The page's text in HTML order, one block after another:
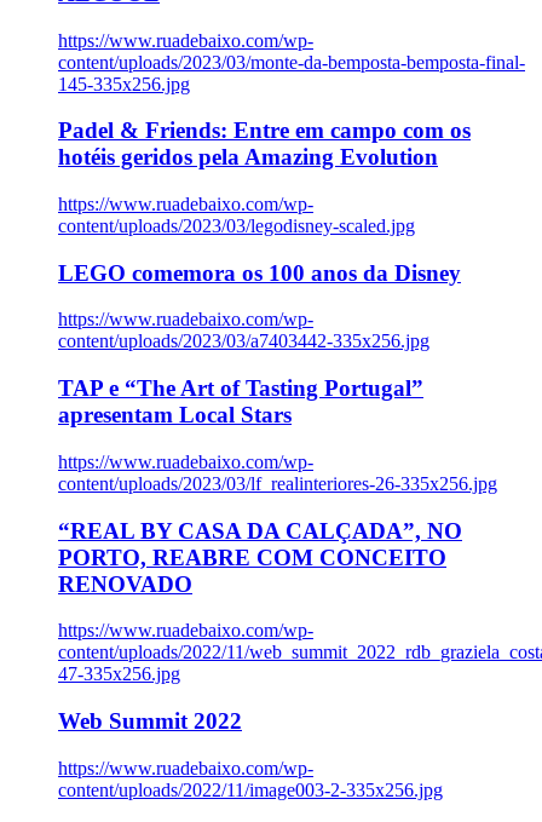
https://www.ruadebaixo.com/wp-
content/uploads/2023/03/monte-da-bemposta-bemposta-final-
145-335x256.jpg
Padel & Friends: Entre em campo com os
hotéis geridos pela Amazing Evolution
https://www.ruadebaixo.com/wp-
content/uploads/2023/03/legodisney-scaled.jpg
LEGO comemora os 100 anos da Disney
https://www.ruadebaixo.com/wp-
content/uploads/2023/03/a7403442-335x256.jpg
TAP e “The Art of Tasting Portugal”
apresentam Local Stars
https://www.ruadebaixo.com/wp-
content/uploads/2023/03/lf_realinteriores-26-335x256.jpg
“REAL BY CASA DA CALÇADA”, NO
PORTO, REABRE COM CONCEITO
RENOVADO
https://www.ruadebaixo.com/wp-
content/uploads/2022/11/
47-335x256.jpg
Web Summit 2022
https://www.ruadebaixo.com/wp-
content/uploads/2022/11/image003-2-335x256.jpg